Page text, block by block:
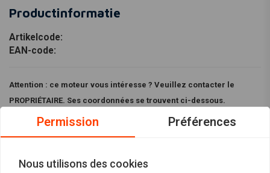
Productinformatie
Artikelcode:
EAN-code:
Attention : ce moteur vous intéresse ? Veuillez contacter le
PROPRIÉTAIRE. Ses coordonnées se trouvent ci-dessous.
Malheureusement, nous ne pouvons pas vous aider ni répondre à
Prix : 5700€
Permission Préférences
Nous utilisons des cookies